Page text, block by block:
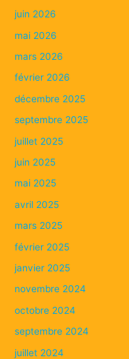
juin 2026
mai 2026
mars 2026
février 2026
décembre 2025
septembre 2025
juillet 2025
juin 2025
mai 2025
avril 2025
mars 2025
février 2025
janvier 2025
novembre 2024
octobre 2024
septembre 2024
juillet 2024